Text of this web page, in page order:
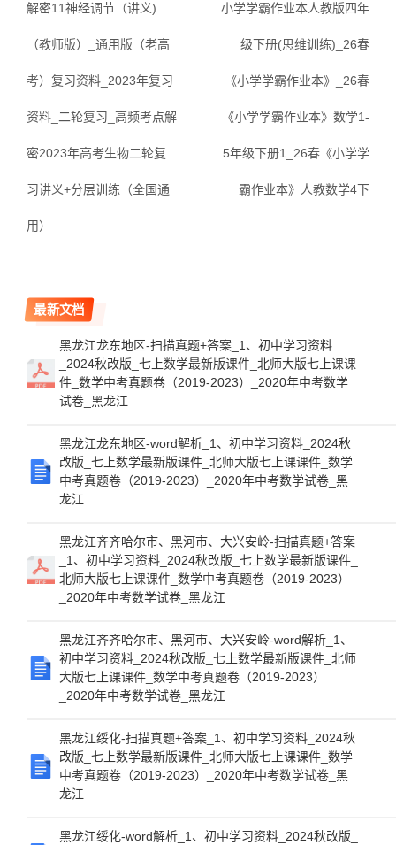
解密11神经调节（讲义)
（教师版）_通用版（老高
考）复习资料_2023年复习
资料_二轮复习_高频考点解
密2023年高考生物二轮复
习讲义+分层训练（全国通
用）
小学学霸作业本人教版四年
级下册(思维训练)_26春
《小学学霸作业本》_26春
《小学学霸作业本》数学1-
5年级下册1_26春《小学学
霸作业本》人教数学4下
最新文档
黑龙江龙东地区-扫描真题+答案_1、初中学习资料
_2024秋改版_七上数学最新版课件_北师大版七上课课
件_数学中考真题卷（2019-2023）_2020年中考数学
试卷_黑龙江
黑龙江龙东地区-word解析_1、初中学习资料_2024秋
改版_七上数学最新版课件_北师大版七上课课件_数学
中考真题卷（2019-2023）_2020年中考数学试卷_黑
龙江
黑龙江齐齐哈尔市、黑河市、大兴安岭-扫描真题+答案
_1、初中学习资料_2024秋改版_七上数学最新版课件_
北师大版七上课课件_数学中考真题卷（2019-2023）
_2020年中考数学试卷_黑龙江
黑龙江齐齐哈尔市、黑河市、大兴安岭-word解析_1、
初中学习资料_2024秋改版_七上数学最新版课件_北师
大版七上课课件_数学中考真题卷（2019-2023）
_2020年中考数学试卷_黑龙江
黑龙江绥化-扫描真题+答案_1、初中学习资料_2024秋
改版_七上数学最新版课件_北师大版七上课课件_数学
中考真题卷（2019-2023）_2020年中考数学试卷_黑
龙江
黑龙江绥化-word解析_1、初中学习资料_2024秋改版_